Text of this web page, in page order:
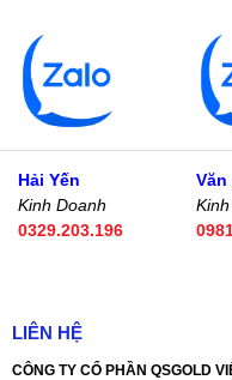
Hải Yến
Kinh Doanh
0329.203.196
Văn
LIÊN HỆ
CÔNG TY CỔ PHẦN QSGOLD